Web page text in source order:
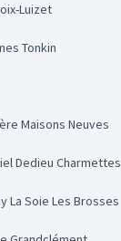
Luizet
Tonkin
Maisons Neuves
Dedieu Charmettes
La Soie Les Brosses